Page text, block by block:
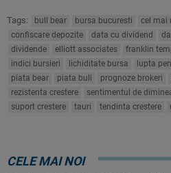
Tags: bull bear bursa bucuresti
cel mai
confiscare depozite
data cu dividend
dividende
elliott associates franklin
indici bursieri
lichiditate bursa lupta
piata bear
piata bull prognoze brokeri
rezistenta crestere
sentimentul de
suport crestere
tauri tendinta crestere
CELE MAI NOI